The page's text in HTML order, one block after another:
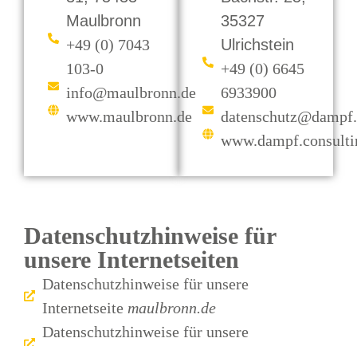
Maulbronn
+49 (0) 7043
103-0
info@maulbronn.de
www.maulbronn.de
35327
Ulrichstein
+49 (0) 6645
6933900
Datenschutzhinweise für
unsere Internetseiten
Datenschutzhinweise für unsere
Internetseite maulbronn.de
Datenschutzhinweise für unsere